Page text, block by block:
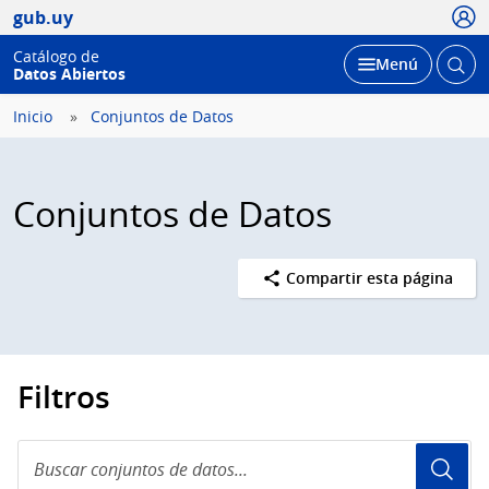
gub.uy
Catálogo de
Datos Abiertos
Desplegar
Menú Abrir
Inicio Conjuntos de Datos
Conjuntos de Datos
Compartir esta página
Filtros
conjuntos